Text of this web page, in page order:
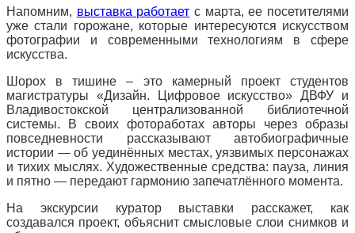
Напомним, выставка работает с марта, ее посетителями
уже стали горожане, которые интересуются искусством
фотографии и современными технологиям в сфере
искусства.
Шорох в тишине – это камерный проект студентов
магистратуры «Дизайн. Цифровое искусство» ДВФУ и
Владивостокской централизованной библиотечной
системы. В своих фотоработах авторы через образы
повседневности рассказывают автобиографичные
истории — об уединённых местах, уязвимых персонажах
и тихих мыслях. Художественные средства: пауза, линия
и пятно — передают гармонию запечатлённого момента.
На экскурсии куратор выставки расскажет, как
создавался проект, объяснит смысловые слои снимков и